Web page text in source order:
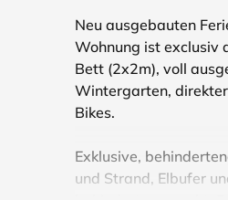
Neu ausgebauten
Wohnung ist exclusiv
Bett (2x2m), voll
Wintergarten,
Bikes.
Exklusive,
und Strand, Elbufer